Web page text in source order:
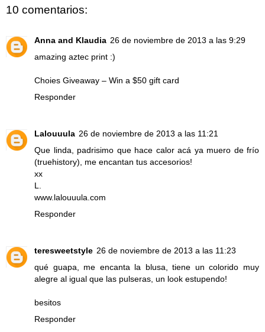
10 comentarios:
Anna and Klaudia 26 de noviembre de 2013 a las 9:29
amazing aztec print :)
Choies Giveaway – Win a $50 gift card
Responder
Lalouuula 26 de noviembre de 2013 a las 11:21
Que linda, padrisimo que hace calor acá ya muero de frío
(truehistory), me encantan tus accesorios!
xx
L.
www.lalouuula.com
Responder
teresweetstyle 26 de noviembre de 2013 a las 11:23
qué guapa, me encanta la blusa, tiene un colorido muy
alegre al igual que las pulseras, un look estupendo!
besitos
Responder